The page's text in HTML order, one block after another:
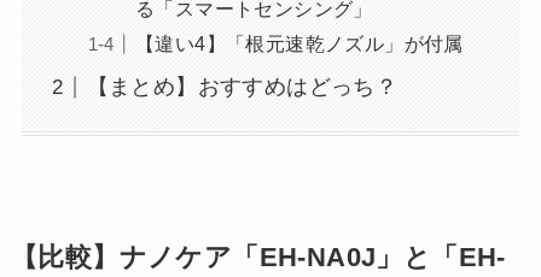
る「スマートセンシング」
【違い4】「根元速乾ノズル」が付属
【まとめ】おすすめはどっち？
【比較】ナノケア「EH-NA0J」と「EH-